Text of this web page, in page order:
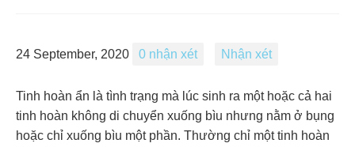
24 September, 2020 0 nhận xét Nhận xét
Tinh hoàn ẩn là tình trạng mà lúc sinh ra một hoặc cả hai
tinh hoàn không di chuyển xuống bìu nhưng nằm ở bụng
hoặc chỉ xuống bìu một phần. Thường chỉ một tinh hoàn